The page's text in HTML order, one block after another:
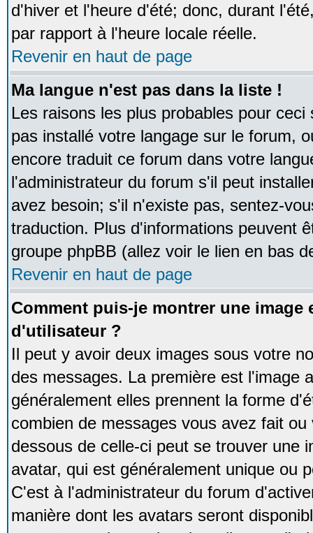
d'hiver et l'heure d'été; donc, durant
par rapport à l'heure locale réelle.
Revenir en haut de page
Ma langue n'est pas dans la liste !
Les raisons les plus probables pour
pas installé votre langage sur le forum,
encore traduit ce forum dans votre
l'administrateur du forum s'il peut
avez besoin; s'il n'existe pas, sentez-
traduction. Plus d'informations peuvent
groupe phpBB (allez voir le lien en bas
Revenir en haut de page
Comment puis-je montrer une image
d'utilisateur ?
Il peut y avoir deux images sous votre
des messages. La première est l'image
généralement elles prennent la forme
combien de messages vous avez fait
dessous de celle-ci peut se trouver une
avatar, qui est généralement unique ou
C'est à l'administrateur du forum
manière dont les avatars seront